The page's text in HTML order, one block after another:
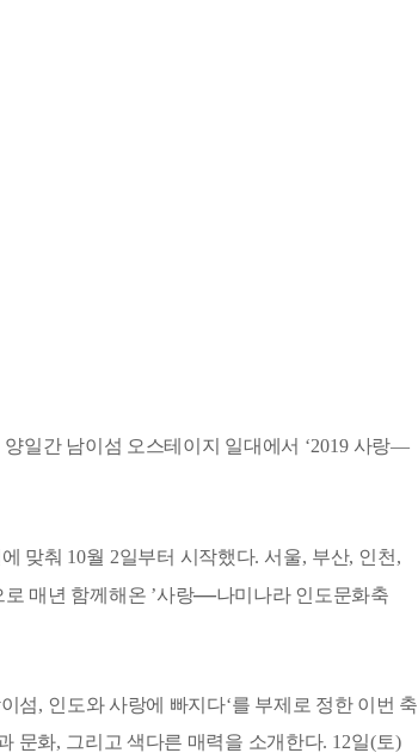
양일간 남이섬 오스테이지 일대에서 ‘2019 사랑―
맞춰 10월 2일부터 시작했다. 서울, 부산, 인천 ,
매년 함께해온 ’사랑―나미나라 인도문화축
섬, 인도와 사랑에 빠지다‘를 부제로 정한 이번 축
문화, 그리고 색다른 매력을 소개한다. 12일(토)